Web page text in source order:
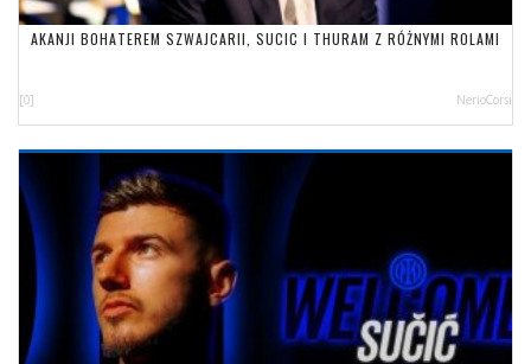
AKANJI BOHATEREM SZWAJCARII, SUCIC I THURAM Z RÓŻNYMI ROLAMI
[0] NerioCorsi